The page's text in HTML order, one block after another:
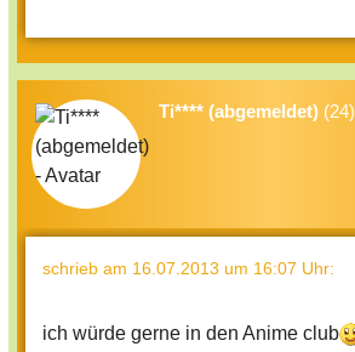
Ti**** (abgemeldet) (24)
schrieb am 16.07.2013 um 16:07 Uhr:
ich würde gerne in den Anime club